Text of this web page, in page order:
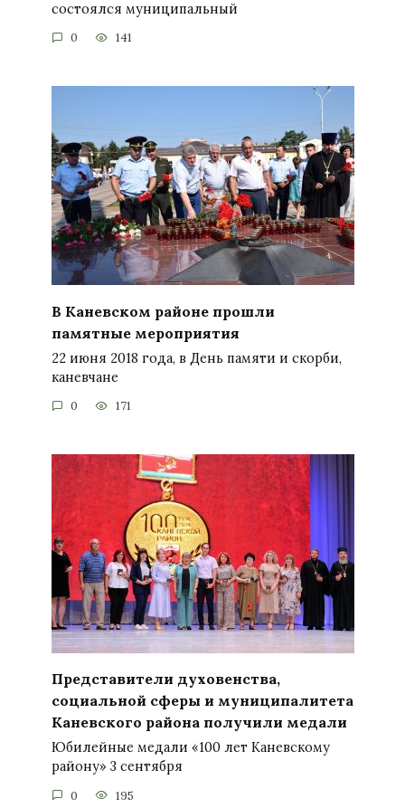
состоялся муниципальный
0 141
В Каневском районе прошли
памятные мероприятия
22 июня 2018 года, в День памяти и скорби,
каневчане
0 171
Представители духовенства,
социальной сферы и муниципалитета
Каневского района получили медали
Юбилейные медали «100 лет Каневскому
району» 3 сентября
0 195